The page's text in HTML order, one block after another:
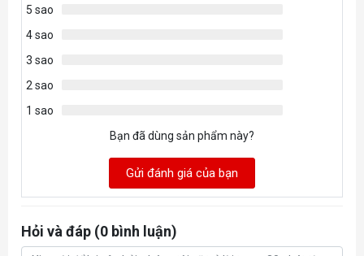
PSU đề nghị
Power
Connectors
5 sao
4 sao
3 sao
2 sao
1 sao
Bạn đã dùng sản phẩm này?
Gửi đánh giá của bạn
Hỏi và đáp (0 bình luận)